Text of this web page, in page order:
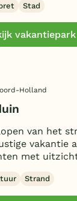
Stad
vakantiepark
Holland
van het
vakantie
met
Strand